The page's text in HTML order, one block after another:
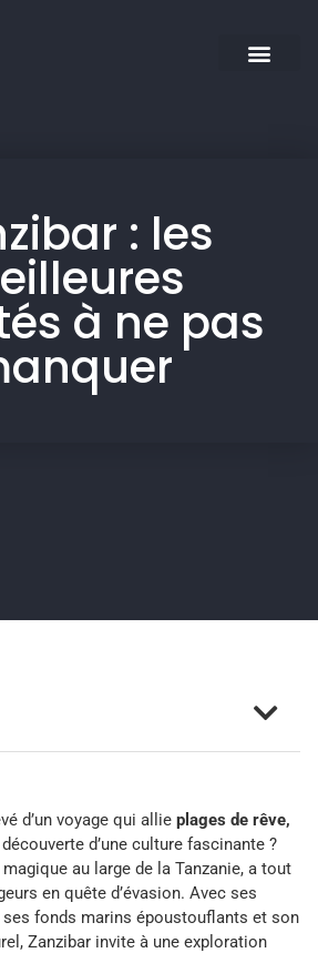
: les
à ne pas
d’un voyage qui allie plages de rêve,
d’une culture fascinante ?
au large de la Tanzanie, a tout
en quête d’évasion. Avec ses
ses fonds marins époustouflants et son
Zanzibar invite à une exploration